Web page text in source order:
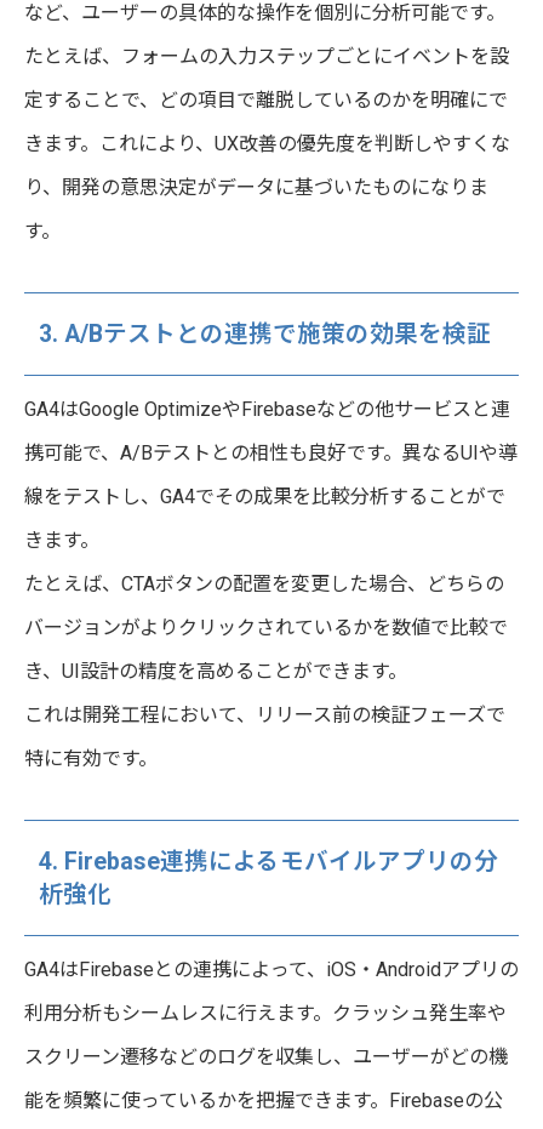
など、ユーザーの具体的な操作を個別に分析可能です。
たとえば、フォームの入力ステップごとにイベントを設
定することで、どの項目で離脱しているのかを明確にで
きます。これにより、UX改善の優先度を判断しやすくな
り、開発の意思決定がデータに基づいたものになりま
す。
3. A/Bテストとの連携で施策の効果を検証
GA4はGoogle OptimizeやFirebaseなどの他サービスと連
携可能で、A/Bテストとの相性も良好です。異なるUIや導
線をテストし、GA4でその成果を比較分析することがで
きます。
たとえば、CTAボタンの配置を変更した場合、どちらの
バージョンがよりクリックされているかを数値で比較で
き、UI設計の精度を高めることができます。
これは開発工程において、リリース前の検証フェーズで
特に有効です。
4. Firebase連携によるモバイルアプリの分
析強化
GA4はFirebaseとの連携によって、iOS・Androidアプリの
利用分析もシームレスに行えます。クラッシュ発生率や
スクリーン遷移などのログを収集し、ユーザーがどの機
能を頻繁に使っているかを把握できます。Firebaseの公